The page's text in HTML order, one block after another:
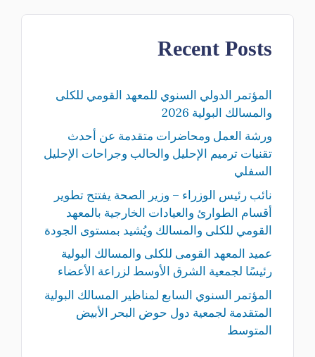
Recent Posts
المؤتمر الدولي السنوي للمعهد القومي للكلى
والمسالك البولية 2026
ورشة العمل ومحاضرات متقدمة عن أحدث
تقنيات ترميم الإحليل والحالب وجراحات الإحليل
السفلي
نائب رئيس الوزراء – وزير الصحة يفتتح تطوير
أقسام الطوارئ والعيادات الخارجية بالمعهد
القومي للكلى والمسالك ويُشيد بمستوى الجودة
عميد المعهد القومى للكلى والمسالك البولية
رئيسًا لجمعية الشرق الأوسط لزراعة الأعضاء
المؤتمر السنوي السابع لمناظير المسالك البولية
المتقدمة لجمعية دول حوض البحر الأبيض
المتوسط